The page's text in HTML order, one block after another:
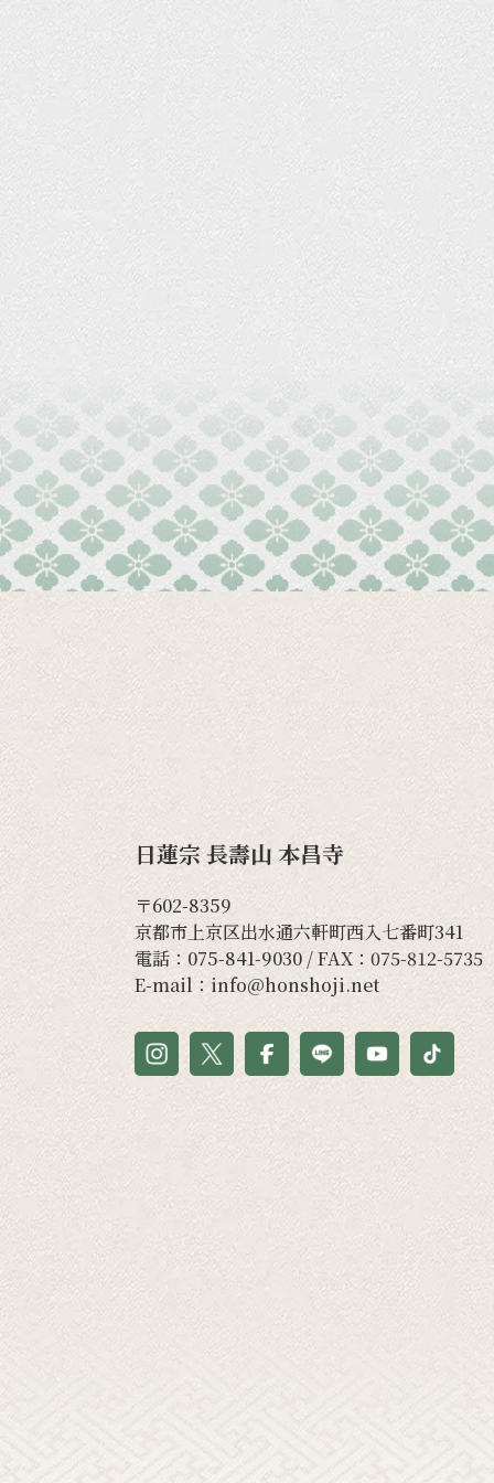
日蓮宗 長壽山 本昌寺
〒602-8359
京都市上京区出水通六軒町西入七番町341
電話： 075-841-9030/ FAX：075-812-5735
E-mail： info@honshoji.net